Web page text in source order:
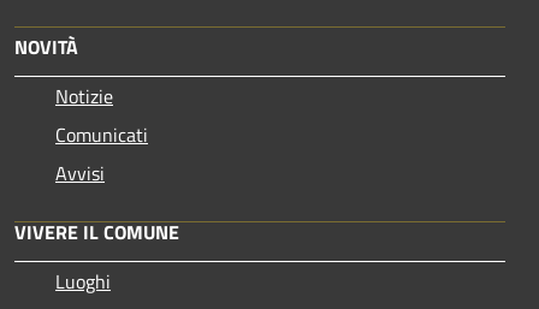
NOVITÀ
Notizie
Comunicati
Avvisi
VIVERE IL COMUNE
Luoghi